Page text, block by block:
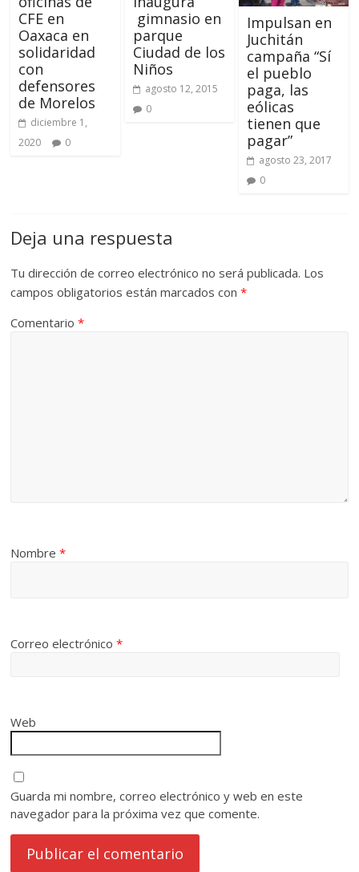
CFE en
Oaxaca en
solidaridad
con
defensores
de Morelos
diciembre 1,
2020
0
gimnasio en
parque
Ciudad de los
Niños
agosto 12, 2015
0
Impulsan en
Juchitán
campaña “Sí
el pueblo
paga, las
eólicas
tienen que
pagar”
agosto 23, 2017
0
Deja una respuesta
Tu dirección de correo electrónico no será publicada. Los
campos obligatorios están marcados con*
Comentario*
Nombre*
Correo electrónico*
Web
Guarda mi nombre, correo electrónico y web en este
navegador para la próxima vez que comente.